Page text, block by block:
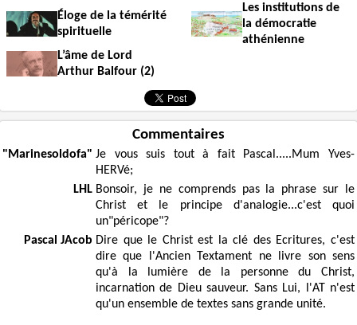
Éloge de la témérité
spirituelle
Les institutions de
la démocratie
athénienne
L’âme de Lord
Arthur Balfour (2)
Commentaires
"Marinesoldofa" Je vous suis tout à fait Pascal.....Mum Yves-
HERVé;
LHL Bonsoir, je ne comprends pas la phrase sur le
Christ et le principe d'analogie...c'est quoi
un"péricope"?
Pascal JAcob Dire que le Christ est la clé des Ecritures, c'est
dire que l'Ancien Textament ne livre son sens
qu'à la lumière de la personne du Christ,
incarnation de Dieu sauveur. Sans Lui, l'AT n'est
qu'un ensemble de textes sans grande unité.